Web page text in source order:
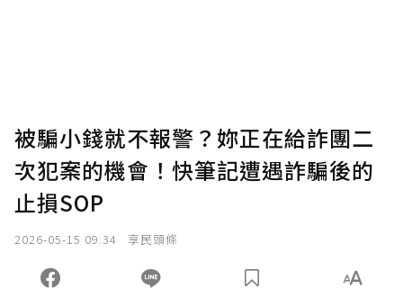
被騙小錢就不報警？妳正在給詐團二
次犯案的機會！快筆記遭遇詐騙後的
止損SOP
2026-05-15 09:34 享民頭條